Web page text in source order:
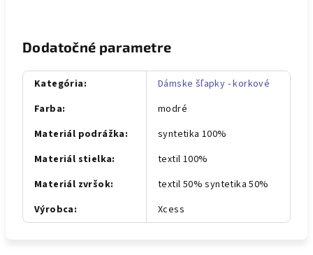
Dodatočné parametre
Kategória:
Dámske šľapky - korkové
Farba:
modré
Materiál podrážka:
syntetika 100%
Materiál stielka:
textil 100%
Materiál zvršok:
textil 50% syntetika 50%
Výrobca: Xcess